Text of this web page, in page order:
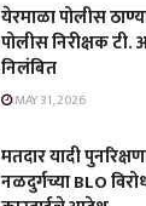
येरमाळा पोलीस
पोलीस निरीक्षक टी.
निलंबित
MAY 31, 2026
मतदार यादी
नळदुर्गच्या BLO